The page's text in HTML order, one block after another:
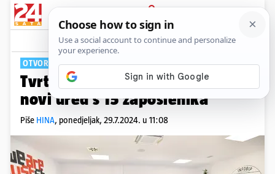
PRIJAVA
Tech Komentari
OTVORILI SEDMI URED
Tvrtka Infobip u Varaždinu ima
novi ured s 15 zaposlenika
Piše HINA, ponedjeljak, 29.7.2024. u 11:08